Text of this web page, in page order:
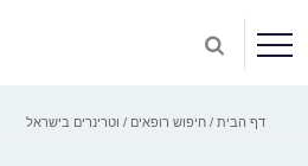
דף הבית חיפוש רופאים וטרינרים בישראל